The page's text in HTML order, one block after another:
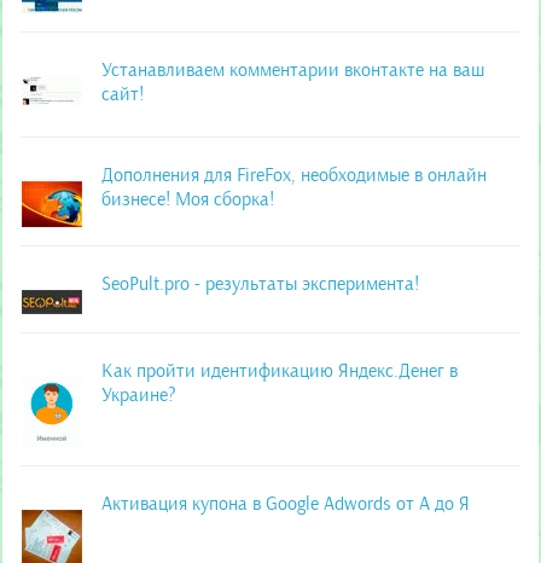
Устанавливаем комментарии вконтакте на ваш
сайт!
Дополнения для FireFox, необходимые в онлайн
бизнесе! Моя сборка!
SeoPult.pro - результаты эксперимента!
Как пройти идентификацию Яндекс.Денег в
Украине?
Активация купона в Google Adwords от А до Я